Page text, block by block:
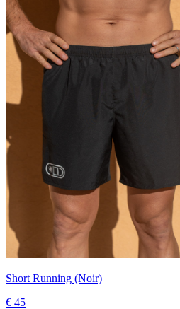
Short Running (Noir)
€ 45